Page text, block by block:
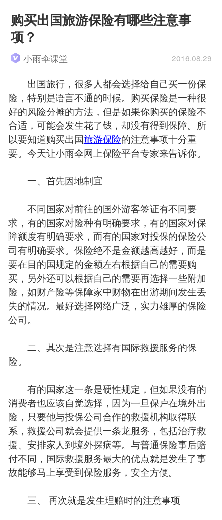
购买出国旅游保险有哪些注意事
项？
小雨伞课堂 2016.08.29
出国旅行，很多人都会选择给自己买一份保
险，特别是语言不通的时候。购买保险是一种很
好的风险分摊的方法，但是如果你购买的保险不
合适，可能会发生花了钱，却没有得到保障。所
以要知道购买出国旅游保险的注意事项十分重
要。今天让小雨伞网上保险平台专家来告诉你。
一、首先因地制宜
不同国家对前往的国外游客签证有不同要
求，有的国家对险种有明确要求，有的国家对保
障额度有明确要求，而有的国家对投保的保险公
司有明确要求。保险绝不是金额越高越好，而是
要在目的国规定的金额左右根据自己的需要购
买，另外还可以根据自己的需要再选择一些附加
险，如财产险等保障家中财物在出游期间发生丢
失的情况。最好选择网络广泛，实力雄厚的保险
公司。
二、其次是注意选择有国际救援服务的保
险。
有的国家这一条是硬性规定，但如果没有的
消费者也应该自觉选择，因为一旦保户在境外出
险，只要他与投保公司合作的救援机构取得联
系，救援公司就会提供一条龙服务，包括治疗救
援、安排家人到境外探病等。与普通保险事后赔
付不同，国际救援服务最大的优点就是发生了事
故能够马上享受到保险服务，安全方便。
三、 再次就是发生理赔时的注意事项